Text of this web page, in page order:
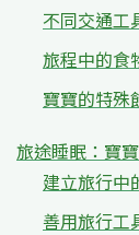
不同交通工
旅程中的食
寶寶的特殊
旅途睡眠：寶
建立旅行中
善用旅行工